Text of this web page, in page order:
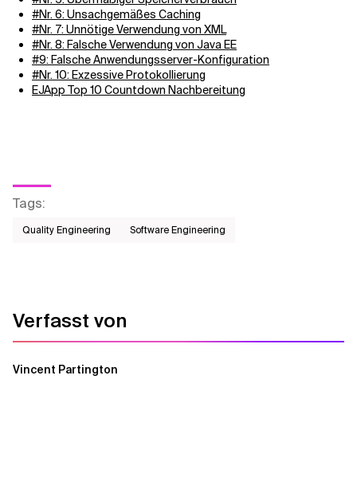
#Nr. 6: Unsachgemäßes Caching
#Nr. 7: Unnötige Verwendung von XML
#Nr. 8: Falsche Verwendung von Java EE
#9: Falsche Anwendungsserver-Konfiguration
#Nr. 10: Exzessive Protokollierung
EJApp Top 10 Countdown Nachbereitung
Tags:
Quality Engineering Software Engineering
Verfasst von
Vincent Partington